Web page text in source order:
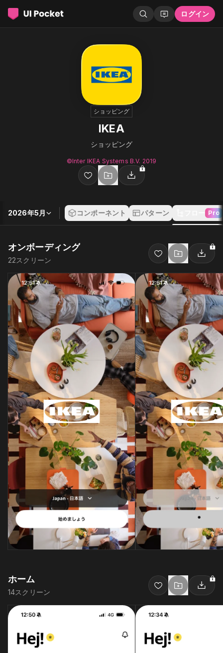
ログイン
ショッピング
IKEA
ショッピング
©︎Inter IKEA Systems B.V. 2019
2026年5月 コンポーネント パターン フロー Pro
オンボーディング
22スクリーン
ホーム
14スクリーン